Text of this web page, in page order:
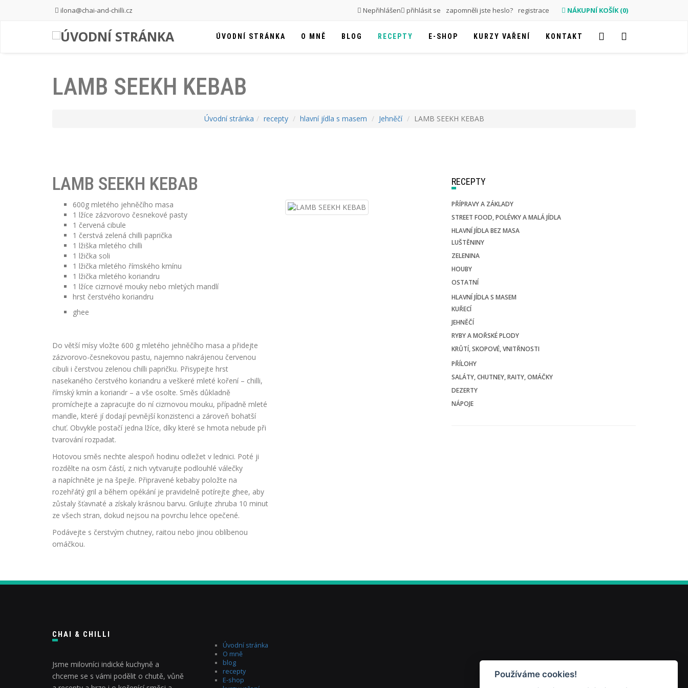
ilona@chai-and-chilli.cz Nepřihlášen přihlásit se zapomněli jste heslo? registrace NÁKUPNÍ KOŠÍK (0)
ÚVODNÍ STRÁNKA O MNĚ BLOG RECEPTY E-SHOP KURZY VAŘENÍ KONTAKT
LAMB SEEKH KEBAB
Úvodní stránka recepty hlavní jídla s masem Jehněčí LAMB SEEKH KEBAB
LAMB SEEKH KEBAB
600g mletého jehněčího masa
1 lžíce zázvorovo česnekové pasty
1 červená cibule
1 čerstvá zelená chilli paprička
1 lžiška mletého chilli
1 lžička soli
1 lžička mletého římského kmínu
1 lžička mletého koriandru
1 lžíce cizrnové mouky nebo mletých mandlí
hrst čerstvého koriandru
ghee
Do větší mísy vložte 600 g mletého jehněčího masa a přidejte
zázvorovo-česnekovou pastu, najemno nakrájenou červenou
cibuli i čerstvou zelenou chilli papričku. Přisypejte hrst
nasekaného čerstvého koriandru a veškeré mleté koření – chilli,
římský kmín a koriandr – a vše osolte. Směs důkladně
promíchejte a zapracujte do ní cizrnovou mouku, případně mleté
mandle, které jí dodají pevnější konzistenci a zároveň bohatší
chuť. Obvykle postačí jedna lžíce, díky které se hmota nebude při
tvarování rozpadat.
Hotovou směs nechte alespoň hodinu odležet v lednici. Poté ji
rozdělte na osm částí, z nich vytvarujte podlouhlé válečky
a napíchněte je na špejle. Připravené kebaby položte na
rozehřátý gril a během opékání je pravidelně potírejte ghee, aby
zůstaly šťavnaté a získaly krásnou barvu. Grilujte zhruba 10 minut
ze všech stran, dokud nejsou na povrchu lehce opečené.
Podávejte s čerstvým chutney, raitou nebo jinou oblíbenou
omáčkou.
RECEPTY
PŘÍPRAVY A ZÁKLADY
STREET FOOD, POLÉVKY A MALÁ JÍDLA
HLAVNÍ JÍDLA BEZ MASA
LUŠTĚNINY
ZELENINA
HOUBY
OSTATNÍ
HLAVNÍ JÍDLA S MASEM
KUŘECÍ
JEHNĚČÍ
RYBY A MOŘSKÉ PLODY
KRŮTÍ, SKOPOVÉ, VNITŘNOSTI
PŘÍLOHY
SALÁTY, CHUTNEY, RAITY, OMÁČKY
DEZERTY
NÁPOJE
CHAI & CHILLI
Jsme milovníci indické kuchyně a
chceme se s vámi podělit o chutě, vůně
Úvodní stránka
O mně
blog
recepty
E-shop
Používáme cookies!